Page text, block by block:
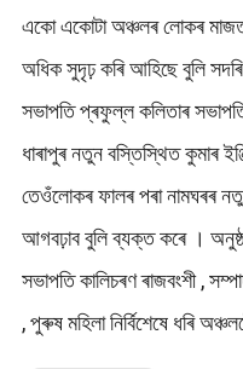
একো একোটা অঞ্চলৰ লোকৰ মাজত
অধিক সুদৃঢ় কৰি আহিছে বুলি
সভাপতি প্ৰফুল্ল কলিতাৰ
ধাৰাপুৰ নতুন বস্তিস্থিত কুমাৰ
তেওঁলোকৰ ফালৰ পৰা নামঘৰৰ
আগবঢ়াব বুলি ব্যক্ত কৰে ।
সভাপতি কালিচৰণ ৰাজবংশী ,
, পুৰুষ মহিলা নিৰ্বিশেষে ধৰি